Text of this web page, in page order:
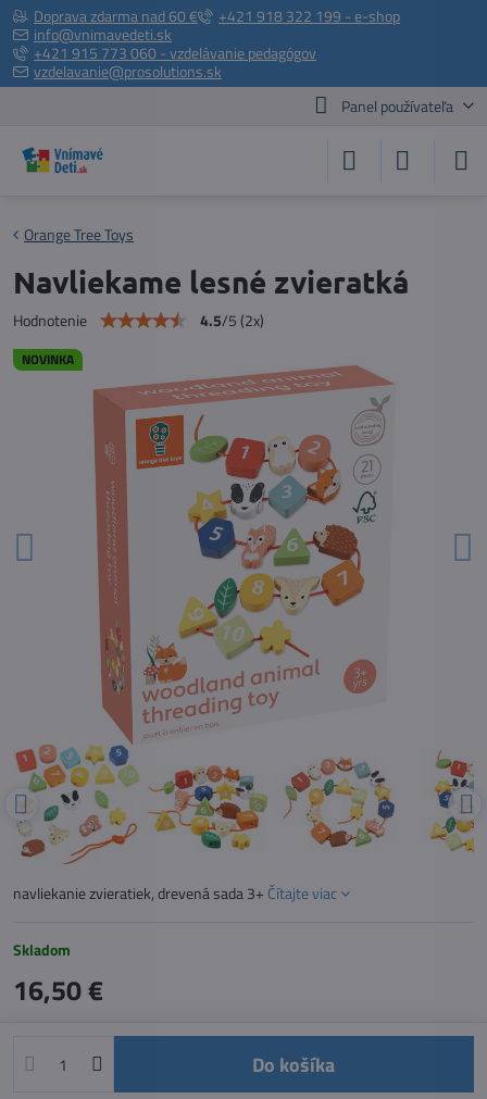
Doprava zdarma nad 60 €
+421 918 322 199 - e-shop
info@vnimavedeti.sk
+421 915 773 060 - vzdelávanie pedagógov
vzdelavanie@prosolutions.sk
Panel používateľa
NOVINKA
Orange Tree Toys
Navliekame lesné zvieratká
Hodnotenie 4.5/5(2x)
navliekanie zvieratiek, drevená sada 3+ Čítajte viac
Skladom
16,50 €
Do košíka